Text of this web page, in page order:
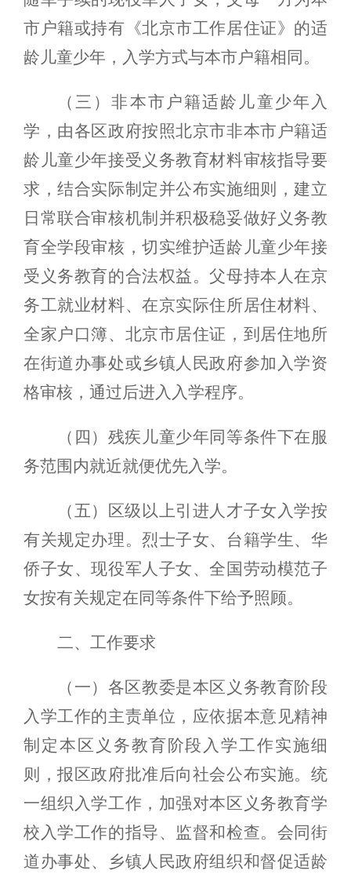
市户籍或持有《北京市工作居住证》的适
龄儿童少年，入学方式与本市户籍相同。
（三）非本市户籍适龄儿童少年入
学，由各区政府按照北京市非本市户籍适
龄儿童少年接受义务教育材料审核指导要
求，结合实际制定并公布实施细则，建立
日常联合审核机制并积极稳妥做好义务教
育全学段审核，切实维护适龄儿童少年接
受义务教育的合法权益。父母持本人在京
务工就业材料、在京实际住所居住材料、
全家户口簿、北京市居住证，到居住地所
在街道办事处或乡镇人民政府参加入学资
格审核，通过后进入入学程序。
（四）残疾儿童少年同等条件下在服
务范围内就近就便优先入学。
（五）区级以上引进人才子女入学按
有关规定办理。烈士子女、台籍学生、华
侨子女、现役军人子女、全国劳动模范子
女按有关规定在同等条件下给予照顾。
二、工作要求
（一）各区教委是本区义务教育阶段
入学工作的主责单位，应依据本意见精神
制定本区义务教育阶段入学工作实施细
则，报区政府批准后向社会公布实施。统
一组织入学工作，加强对本区义务教育学
校入学工作的指导、监督和检查。会同街
道办事处、乡镇人民政府组织和督促适龄